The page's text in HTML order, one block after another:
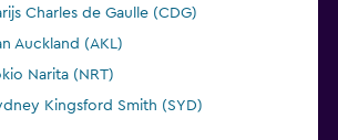
Charles de Gaulle (CDG)
Auckland (AKL)
Narita (NRT)
Kingsford Smith (SYD)